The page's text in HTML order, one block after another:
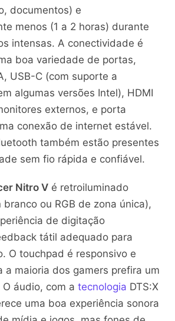
documentos) e
menos (1 a 2 horas) durante
intensas. A conectividade é
boa variedade de portas,
USB-C (com suporte a
algumas versões Intel), HDMI
externos, e porta
conexão de internet estável.
também estão presentes
sem fio rápida e confiável.
Nitro Vé retroiluminado
ou RGB de zona única),
de digitação
tátil adequado para
O touchpad é responsivo e
a maioria dos gamers prefira um
áudio, com a tecnologia DTS:X
uma boa experiência sonora